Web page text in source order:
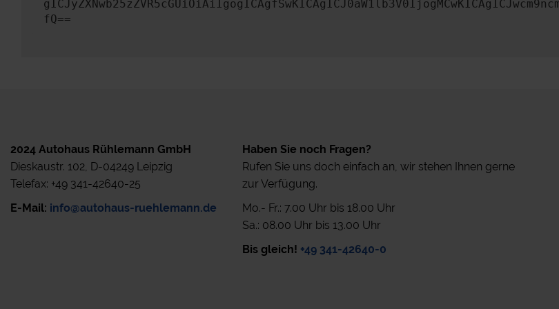
fQ==
2024 Autohaus Rühlemann GmbH
Dieskaustr. 102, D-04249 Leipzig
Telefax: +49 341-42640-25
E-Mail: info@autohaus-ruehlemann.de
Haben Sie noch Fragen?
Rufen Sie uns doch einfach an, wir stehen Ihnen gerne
zur Verfügung.
Mo.- Fr.: 7.00 Uhr bis 18.00 Uhr
Sa.: 08.00 Uhr bis 13.00 Uhr
Bis gleich! +49 341-42640-0